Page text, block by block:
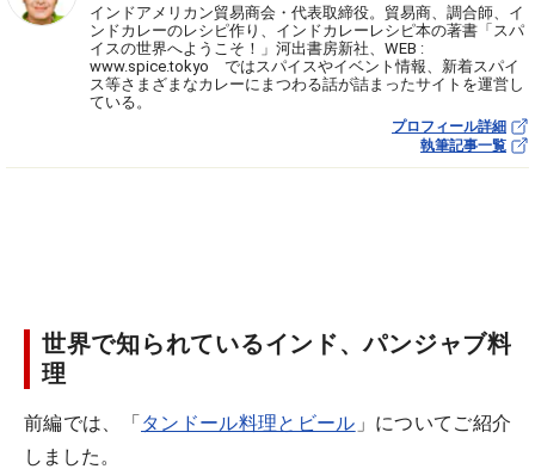
インドアメリカン貿易商会・代表取締役。貿易商、調合師、イ
ンドカレーのレシピ作り、インドカレーレシピ本の著書「スパ
イスの世界へようこそ！」河出書房新社、WEB :
www.spice.tokyo ではスパイスやイベント情報、新着スパイ
ス等さまざまなカレーにまつわる話が詰まったサイトを運営し
ている。
プロフィール詳細
執筆記事一覧
世界で知られているインド、パンジャブ料
理
前編では、「タンドール料理とビール 」についてご紹介
しました。